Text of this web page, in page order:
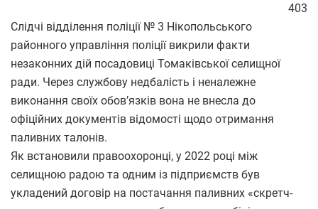
403
Слідчі відділення поліції № 3 Нікопольського
районного управління поліції викрили факти
незаконних дій посадовиці Томаківської селищної
ради. Через службову недбалість і неналежне
виконання своїх обов’язків вона не внесла до
офіційних документів відомості щодо отримання
паливних талонів.
Як встановили правоохоронці, у 2022 році між
селищною радою та одним із підприємств був
укладений договір на постачання паливних «скретч-